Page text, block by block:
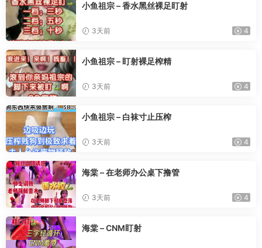
小鱼祖宗 – 香水黑丝裸足盯射
3天前 4
小鱼祖宗 – 盯射裸足榨精
3天前 4
小鱼祖宗 – 白袜寸止压榨
3天前 4
海棠 – 在老师办公桌下撸管
3天前 4
海棠 – CNM盯射